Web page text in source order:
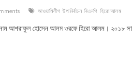
আওয়ামিলীগ উপ নির্বাচন বিএনপি হিরো আলম
আশরাফুল হোসেন আলম ওরফে হিরো আলম। ২০১৮